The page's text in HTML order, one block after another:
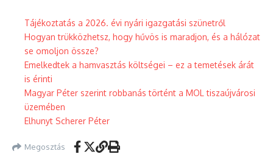
Tájékoztatás a 2026. évi nyári igazgatási szünetről
Hogyan trükközhetsz, hogy hűvös is maradjon, és a hálózat
se omoljon össze?
Emelkedtek a hamvasztás költségei – ez a temetések árát
is érinti
Magyar Péter szerint robbanás történt a MOL tiszaújvárosi
üzemében
Elhunyt Scherer Péter
Megosztás